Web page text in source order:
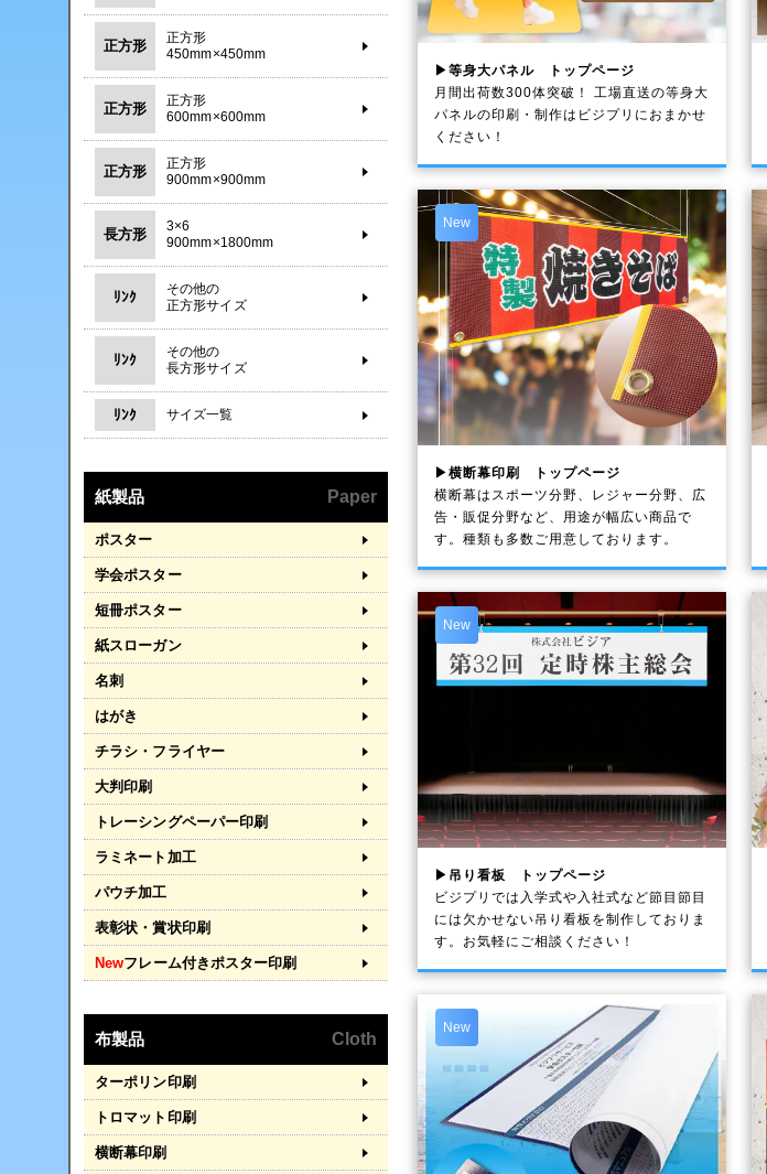
▶等身大パネル トップページ
月間出荷数300体突破！ 工場直送の等身大
パネルの印刷・制作は ビジプリ におまかせ
ください！
New
▶横断幕印刷 トップページ
横断幕はスポーツ分野、レジャー分野、広
告・販促分野など、用途が幅広い商品で
す。種類も多数ご用意しております。
New
▶吊り看板 トップページ
ビジプリでは入学式や入社式など節目節目
には欠かせない吊り看板を制作しておりま
す。お気軽にご相談ください！
New
正方形
正方形
450mm×450mm
正方形
正方形
600mm×600mm
正方形
正方形
900mm×900mm
長方形
3×6
900mm×1800mm
ﾘﾝｸ
その他の
正方形サイズ
ﾘﾝｸ
その他の
長方形サイズ
ﾘﾝｸ サイズ一覧
紙製品 Paper
ポスター
学会ポスター
短冊ポスター
紙スローガン
名刺
はがき
チラシ・フライヤー
大判印刷
トレーシングペーパー印刷
ラミネート加工
パウチ加工
表彰状・賞状印刷
Newフレーム付きポスター印刷
布製品 Cloth
ターポリン印刷
トロマット印刷
横断幕印刷